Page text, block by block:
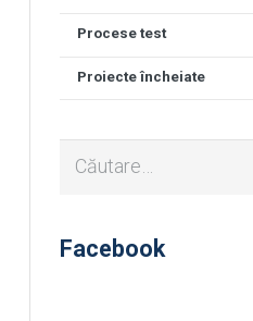
Procese test
Proiecte încheiate
Caută
Facebook